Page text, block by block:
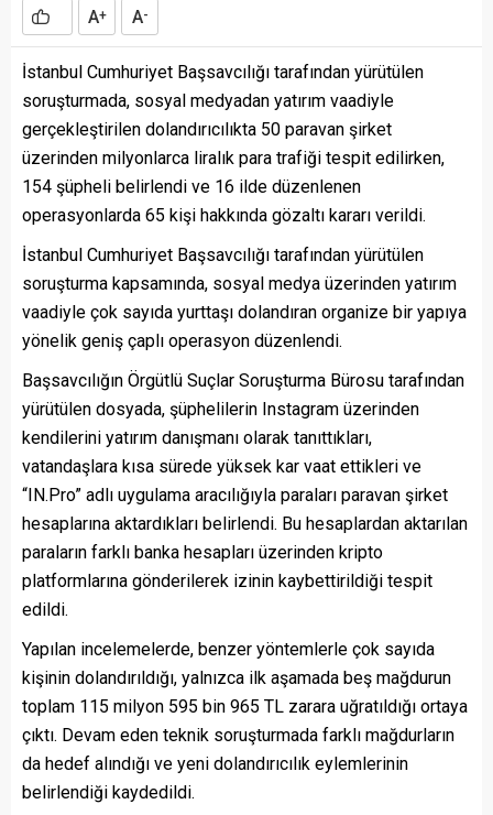
A+ A-
İstanbul Cumhuriyet Başsavcılığı tarafından yürütülen
soruşturmada, sosyal medyadan yatırım vaadiyle
gerçekleştirilen dolandırıcılıkta 50 paravan şirket
üzerinden milyonlarca liralık para trafiği tespit edilirken,
154 şüpheli belirlendi ve 16 ilde düzenlenen
operasyonlarda 65 kişi hakkında gözaltı kararı verildi.
İstanbul Cumhuriyet Başsavcılığı tarafından yürütülen
soruşturma kapsamında, sosyal medya üzerinden yatırım
vaadiyle çok sayıda yurttaşı dolandıran organize bir yapıya
yönelik geniş çaplı operasyon düzenlendi.
Başsavcılığın Örgütlü Suçlar Soruşturma Bürosu tarafından
yürütülen dosyada, şüphelilerin Instagram üzerinden
kendilerini yatırım danışmanı olarak tanıttıkları,
vatandaşlara kısa sürede yüksek kar vaat ettikleri ve
“IN.Pro” adlı uygulama aracılığıyla paraları paravan şirket
hesaplarına aktardıkları belirlendi. Bu hesaplardan aktarılan
paraların farklı banka hesapları üzerinden kripto
platformlarına gönderilerek izinin kaybettirildiği tespit
edildi.
Yapılan incelemelerde, benzer yöntemlerle çok sayıda
kişinin dolandırıldığı, yalnızca ilk aşamada beş mağdurun
toplam 115 milyon 595 bin 965 TL zarara uğratıldığı ortaya
çıktı. Devam eden teknik soruşturmada farklı mağdurların
da hedef alındığı ve yeni dolandırıcılık eylemlerinin
belirlendiği kaydedildi.